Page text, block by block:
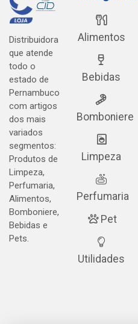
Distribuidora
que atende
todo o
estado de
Pernambuco
com artigos
dos mais
variados
segmentos:
Produtos de
Limpeza,
Perfumaria,
Alimentos,
Bomboniere,
Bebidas e
Pets.
Alimentos
Bebidas
Bomboniere
Limpeza
Perfumaria
Pet
Utilidades